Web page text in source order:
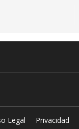
Legal
Privacidad